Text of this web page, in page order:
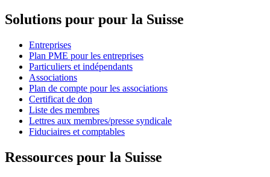
Solutions pour pour la Suisse
Entreprises
Plan PME pour les entreprises
Particuliers et indépendants
Associations
Plan de compte pour les associations
Certificat de don
Liste des membres
Lettres aux membres/presse syndicale
Fiduciaires et comptables
Ressources pour la Suisse